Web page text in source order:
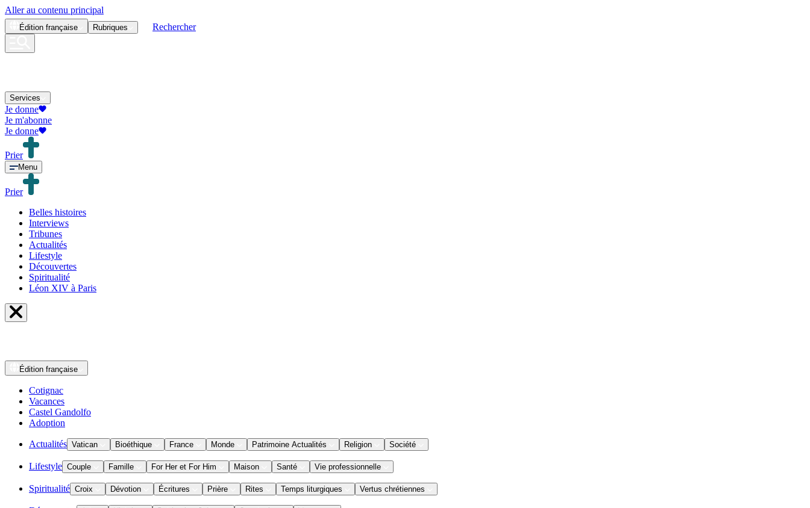
Aller au contenu principal
Édition française Rubriques Rechercher
Services
Je donne
Je m'abonne
Je donne
Prier
Menu
Prier
Belles histoires
Interviews
Tribunes
Actualités
Lifestyle
Découvertes
Spiritualité
Léon XIV à Paris
Édition française
Cotignac
Vacances
Castel Gandolfo
Adoption
Actualités Vatican Bioéthique France Monde Patrimoine Actualités Religion Société
Lifestyle Couple Famille For Her et For Him Maison Santé Vie professionnelle
Spiritualité Croix Dévotion Écritures Prière Rites Temps liturgiques Vertus chrétiennes